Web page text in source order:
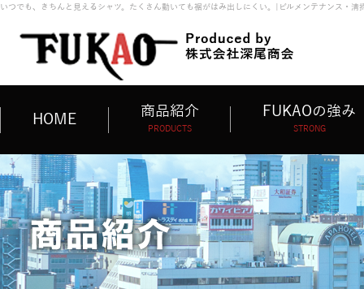
いつでも、きちんと見えるシャツ。たくさん動いても裾がはみ出しにくい。|ビルメンテナンス・
HOME 商品紹介
PRODUCTS
FUKAOの強み
STRONG